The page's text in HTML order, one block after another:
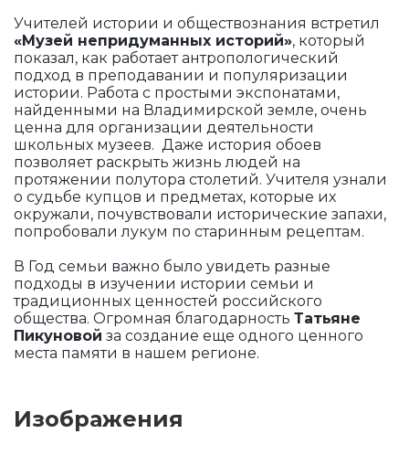
Учителей истории и обществознания встретил
«Музей непридуманных историй», который
показал, как работает антропологический
подход в преподавании и популяризации
истории. Работа с простыми экспонатами,
найденными на Владимирской земле, очень
ценна для организации деятельности
школьных музеев. Даже история обоев
позволяет раскрыть жизнь людей на
протяжении полутора столетий. Учителя узнали
о судьбе купцов и предметах, которые их
окружали, почувствовали исторические запахи,
попробовали лукум по старинным рецептам.
В Год семьи важно было увидеть разные
подходы в изучении истории семьи и
традиционных ценностей российского
общества. Огромная благодарность Татьяне
Пикуновой за создание еще одного ценного
места памяти в нашем регионе.
Изображения